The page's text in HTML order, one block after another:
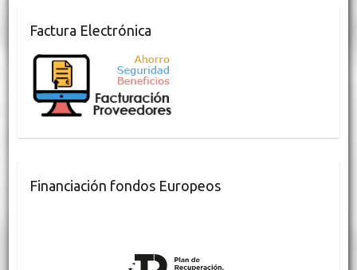
Factura Electrónica
Financiación fondos Europeos